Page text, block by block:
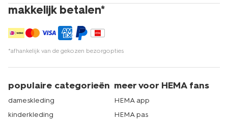
makkelijk betalen*
*afhankelijk van de gekozen bezorgopties
populaire categorieën
dameskleding
kinderkleding
meer voor HEMA fans
HEMA app
HEMA pas